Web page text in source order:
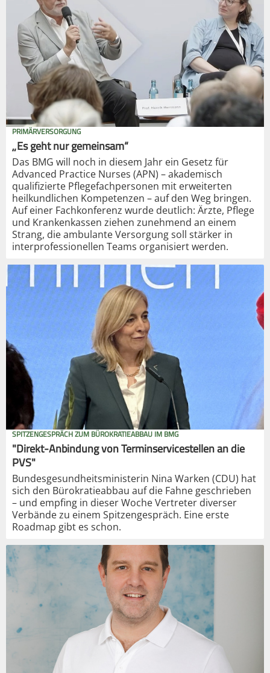
PRIMÄRVERSORGUNG
„Es geht nur gemeinsam“
Das BMG will noch in diesem Jahr ein Gesetz für
Advanced Practice Nurses (APN) – akademisch
qualifizierte Pflegefachpersonen mit erweiterten
heilkundlichen Kompetenzen – auf den Weg bringen.
Auf einer Fachkonferenz wurde deutlich: Ärzte, Pflege
und Krankenkassen ziehen zunehmend an einem
Strang, die ambulante Versorgung soll stärker in
interprofessionellen Teams organisiert werden.
SPITZENGESPRÄCH ZUM BÜROKRATIEABBAU IM BMG
"Direkt-Anbindung von Terminservicestellen an die
PVS"
Bundesgesundheitsministerin Nina Warken (CDU) hat
sich den Bürokratieabbau auf die Fahne geschrieben
– und empfing in dieser Woche Vertreter diverser
Verbände zu einem Spitzengespräch. Eine erste
Roadmap gibt es schon.